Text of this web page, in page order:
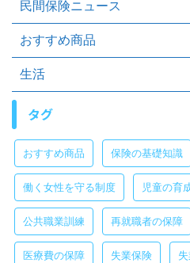
民間保険ニュース
おすすめ商品
生活
タグ
おすすめ商品 保険の基礎知識
働く女性を守る制度 児童の育
公共職業訓練 再就職者の保障
医療費の保障 失業保険